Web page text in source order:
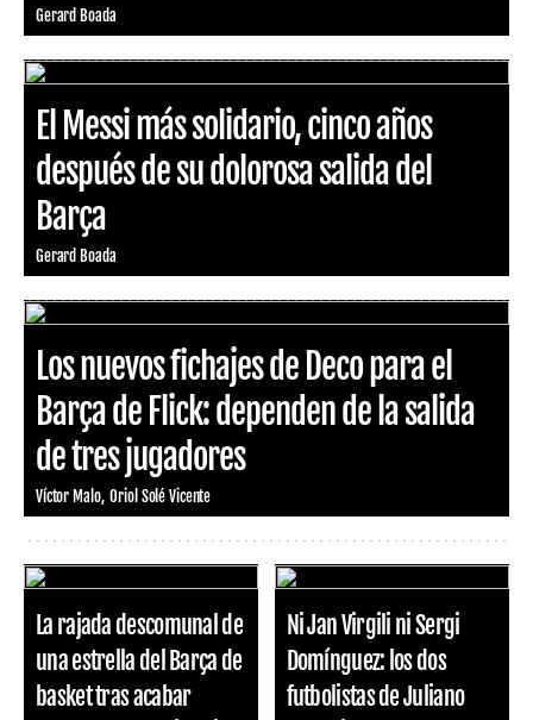
Gerard Boada
El Messi más solidario, cinco años
después de su dolorosa salida del
Barça
Gerard Boada
Los nuevos fichajes de Deco para el
Barça de Flick: dependen de la salida
de tres jugadores
Víctor Malo Oriol Solé Vicente
La rajada descomunal de
una estrella del Barça de
basket tras acabar
Ni Jan Virgili ni Sergi
Domínguez: los dos
futbolistas de Juliano